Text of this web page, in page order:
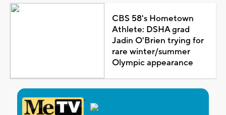
CBS 58's Hometown
Athlete: DSHA grad
Jadin O'Brien trying for
rare winter/summer
Olympic appearance